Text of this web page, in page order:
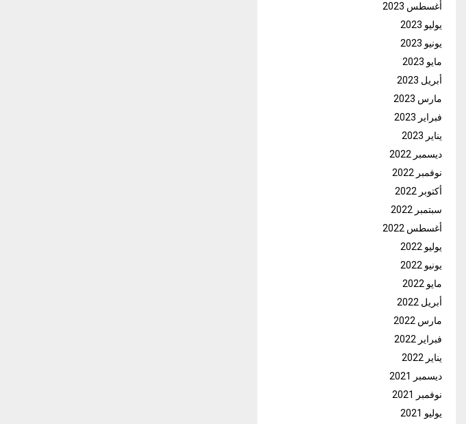
أغسطس 2023
يوليو 2023
يونيو 2023
مايو 2023
أبريل 2023
مارس 2023
فبراير 2023
يناير 2023
ديسمبر 2022
نوفمبر 2022
أكتوبر 2022
سبتمبر 2022
أغسطس 2022
يوليو 2022
يونيو 2022
مايو 2022
أبريل 2022
مارس 2022
فبراير 2022
يناير 2022
ديسمبر 2021
نوفمبر 2021
يوليو 2021